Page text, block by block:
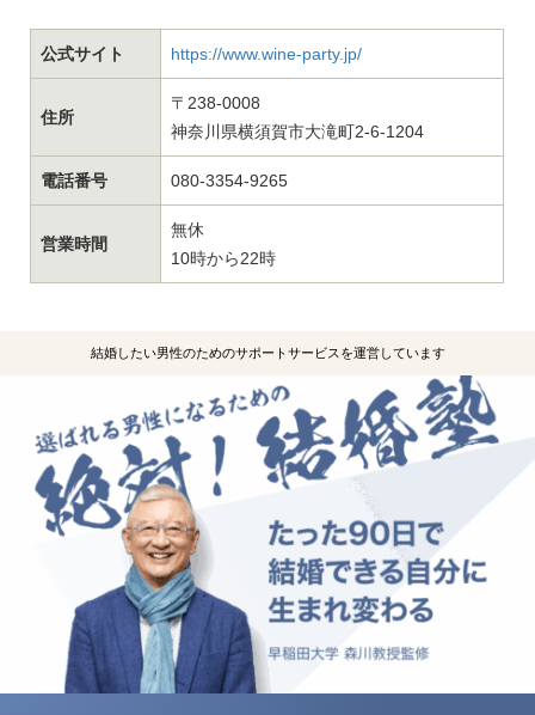
公式サイト https://www.wine-party.jp/
住所
〒238-0008
神奈川県横須賀市大滝町2-6-1204
電話番号 080-3354-9265
営業時間
無休
10時から22時
結婚したい男性のためのサポートサービスを運営しています